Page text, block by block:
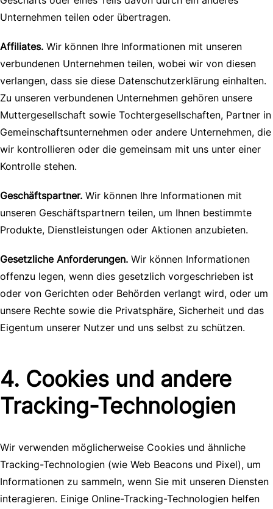
Unternehmen teilen oder übertragen.
Affiliates. Wir können Ihre Informationen mit unseren
verbundenen Unternehmen teilen, wobei wir von diesen
verlangen, dass sie diese Datenschutzerklärung einhalten.
Zu unseren verbundenen Unternehmen gehören unsere
Muttergesellschaft sowie Tochtergesellschaften, Partner in
Gemeinschaftsunternehmen oder andere Unternehmen, die
wir kontrollieren oder die gemeinsam mit uns unter einer
Kontrolle stehen.
Geschäftspartner. Wir können Ihre Informationen mit
unseren Geschäftspartnern teilen, um Ihnen bestimmte
Produkte, Dienstleistungen oder Aktionen anzubieten.
Gesetzliche Anforderungen. Wir können Informationen
offenzu legen, wenn dies gesetzlich vorgeschrieben ist
oder von Gerichten oder Behörden verlangt wird, oder um
unsere Rechte sowie die Privatsphäre, Sicherheit und das
Eigentum unserer Nutzer und uns selbst zu schützen.
4. Cookies und andere
Tracking-Technologien
Wir verwenden möglicherweise Cookies und ähnliche
Tracking-Technologien (wie Web Beacons und Pixel), um
Informationen zu sammeln, wenn Sie mit unseren Diensten
interagieren. Einige Online-Tracking-Technologien helfen